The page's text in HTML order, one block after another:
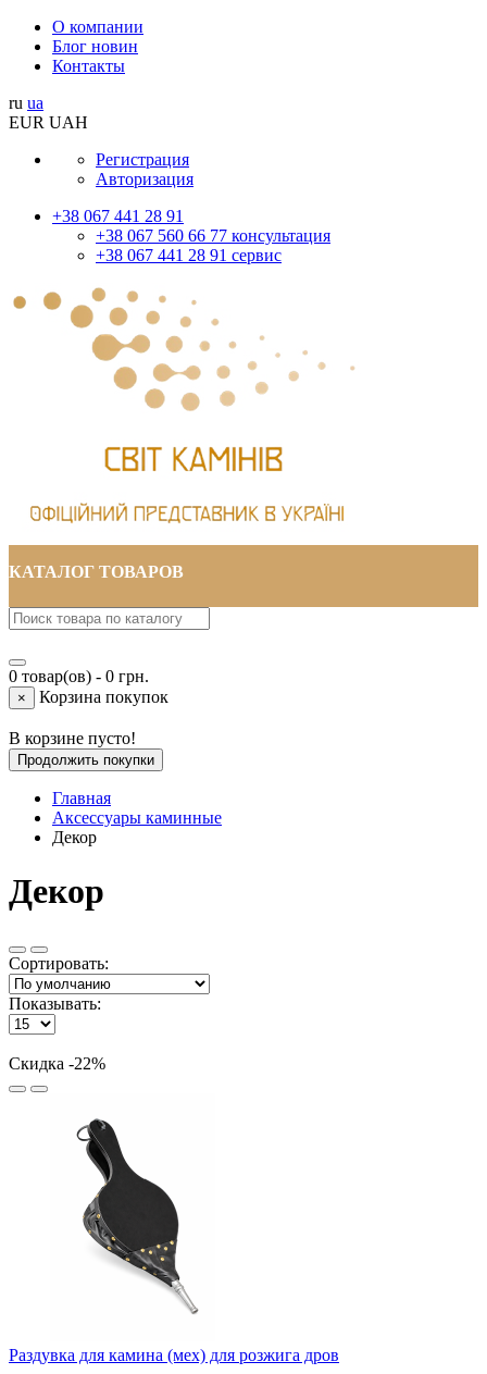
О компании
Блог новин
Контакты
ru ua
EUR UAH
Регистрация
Авторизация
+38 067 441 28 91
+38 067 560 66 77 консультация
+38 067 441 28 91 сервис
КАТАЛОГ ТОВАРОВ
0 товар(ов) - 0 грн.
× Корзина покупок
В корзине пусто!
Продолжить покупки
Главная
Аксессуары каминные
Декор
Декор
Сортировать:
Показывать:
Скидка -22%
Раздувка для камина (мех) для розжига дров